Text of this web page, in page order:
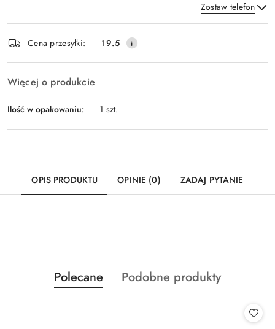
Zostaw telefon
Wyślij
i
dostawa
Cena przesyłki: 19.5
Więcej o produkcie
Ilość w opakowaniu: 1 szt.
OPIS PRODUKTU OPINIE (0) ZADAJ PYTANIE
Pomiń karuzelę produktów
Produkty
o
Polecane
Produkty
Podobne produkty